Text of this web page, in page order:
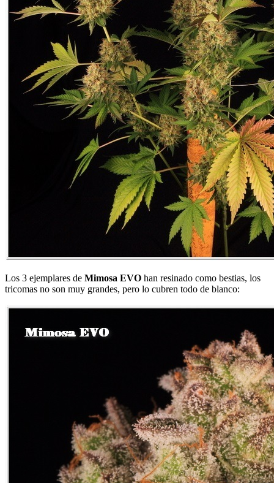
Los 3 ejemplares de Mimosa EVO han resinado como bestias, los
tricomas no son muy grandes, pero lo cubren todo de blanco: